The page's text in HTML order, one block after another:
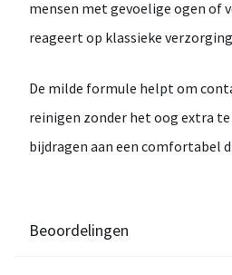
mensen metgevoelige ogen of
reageert op klassieke
De milde formule helpt om
reinigen zonder het oog extra
bijdragen aan een comfortabel
Beoordelingen